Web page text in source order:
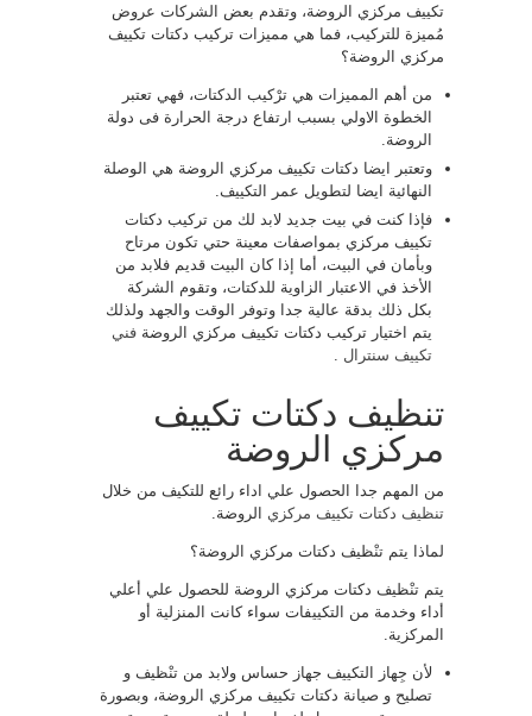
تكييف مركزي الروضة، وتقدم بعض الشركات عروض
مُميزة للتركيب، فما هي مميزات تركيب دكتات تكييف
مركزي الروضة؟
من أهم المميزات هي ترْكيب الدكتات، فهي تعتبر
الخطوة الاولي بسبب ارتفاع درجة الحرارة فى دولة
الروضة.
وتعتبر ايضا دكتات تكييف مركزي الروضة هي الوصلة
النهائية ايضا لتطويل عمر التكييف.
فإذا كنت في بيت جديد لابد لك من تركيب دكتات
تكييف مركزي بمواصفات معينة حتي تكون مرتاح
وبأمان في البيت، أما إذا كان البيت قديم فلابد من
الأخذ في الاعتبار الزاوية للدكتات، وتقوم الشركة
بكل ذلك بدقة عالية جدا وتوفر الوقت والجهد ولذلك
يتم اختيار تركيب دكتات تكييف مركزي الروضة فني
تكييف سنترال
تنظيف دكتات تكييف
مركزي الروضة
من المهم جدا الحصول علي اداء رائع للتكيف من خلال
تنظيف دكتات تكييف مركزي الروضة.
لماذا يتم تنْظيف دكتات مركزي الروضة؟
يتم تنْظيف دكتات مركزي الروضة للحصول علي أعلي
أداء وخدمة من التكييفات سواء كانت المنزلية أو
المركزية.
لأن جِهاز التكييف جهاز حساس ولابد من تنْظيف و
تصليح و صيانة دكتات تكييف مركزي الروضة، وبصورة